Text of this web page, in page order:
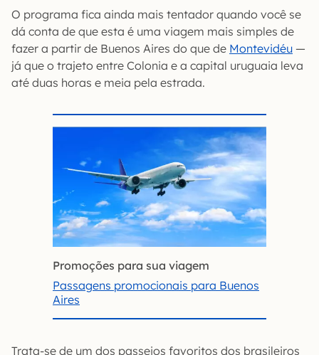
O programa fica ainda mais tentador quando você se
dá conta de que esta é uma viagem mais simples de
fazer a partir de Buenos Aires do que de Montevidéu —
já que o trajeto entre Colonia e a capital uruguaia leva
até duas horas e meia pela estrada.
Promoções para sua viagem
Passagens promocionais para Buenos
Aires
Trata-se de um dos passeios favoritos dos brasileiros